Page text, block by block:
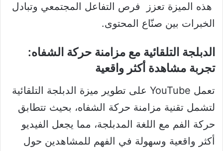
هذه الميزة تعزز فرص التفاعل المجتمعي وتبادل
الخبرات بين صنّاع المحتوى.
الدبلجة التلقائية مع مزامنة حركة الشفاه:
تجربة مشاهدة أكثر واقعية
تعمل YouTube على تطوير ميزة الدبلجة التلقائية
لتشمل تقنية مزامنة حركة الشفاه، بحيث تتطابق
حركة الفم مع اللغة المدبلجة، مما يجعل الفيديو
أكثر واقعية وسهولة في الفهم للمشاهدين حول